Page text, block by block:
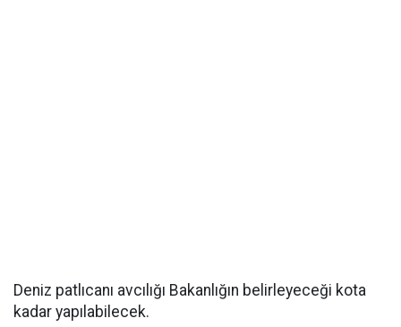
Deniz patlıcanı avcılığı Bakanlığın belirleyeceği kota
kadar yapılabilecek.